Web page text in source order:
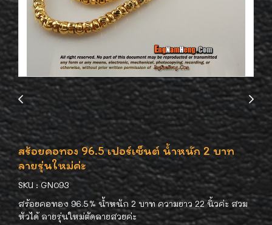
สร้อยคอทอง 96.5 เปอร์เซ็นต์ น้ำหนัก 2 บาท
ลายรุ่นใหม่ค่ะ
SKU : GN093
สร้อยคอทอง 96.5% น้ำหนัก 2 บาท ความยาว 22 นิ้วค่ะ สวม
หัวได้ ลายรุ่นใหม่ตัดลายสวยค่ะ